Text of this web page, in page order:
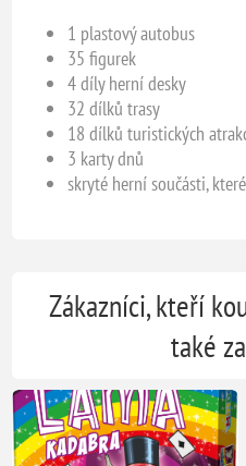
1 plastový autobus
35 figurek
4 díly herní desky
32 dílků trasy
18 dílků turistických
3 karty dnů
skryté herní součásti,
Zákazníci, kteří
také